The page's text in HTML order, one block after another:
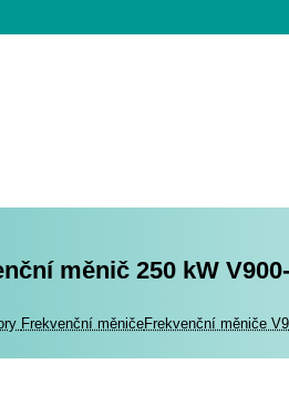
měnič 250 kW
Elektromotory
Frekvenční měničeFrekvenční měniče